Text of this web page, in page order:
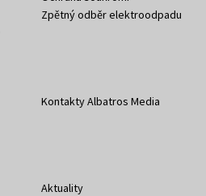
Zpětný odběr elektroodpadu
Kontakty Albatros Media
Aktuality